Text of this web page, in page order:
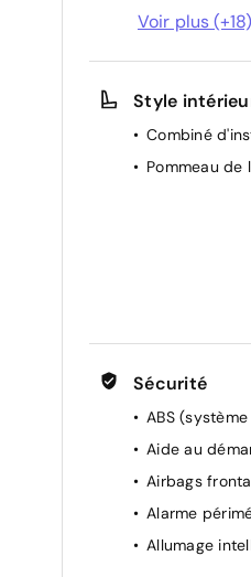
Chargeur à
Eclairage du
Feux diurnes
Liseuses AV
Prise 12 V AV
Régulateur et
Rétroviseurs
Sélection du
STANDARD et
Sièges AV
Volant
Voir plus (+18)
Style
Combiné
Pommeau de
Sécurité
ABS
Aide au
Airbags
Alarme
Allumage